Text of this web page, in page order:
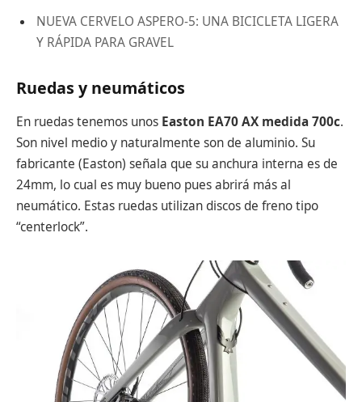
NUEVA CERVELO ASPERO-5: UNA BICICLETA LIGERA
Y RÁPIDA PARA GRAVEL
Ruedas y neumáticos
En ruedas tenemos unos Easton EA70 AX medida 700c.
Son nivel medio y naturalmente son de aluminio. Su
fabricante (Easton) señala que su anchura interna es de
24mm, lo cual es muy bueno pues abrirá más al
neumático. Estas ruedas utilizan discos de freno tipo
“centerlock”.